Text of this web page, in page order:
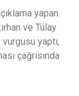
yapan
ve Tülay
yaptı,
çağrısında